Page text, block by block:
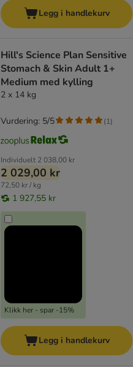
Legg i handlekurv
Hill's Science Plan Sensitive
Stomach & Skin Adult 1+
Medium med kylling
2 x 14 kg
Individuelt 2 038,00 kr
2 029,00 kr
72,50 kr / kg
1 927,55 kr
Klikk her - spar -15%
Vurdering: 5/5 (1)
Legg i handlekurv